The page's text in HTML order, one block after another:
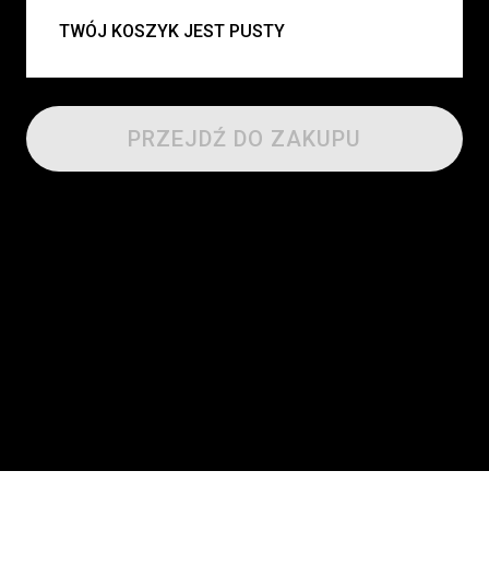
UWAGA:
TWÓJ KOSZYK JEST PUSTY
PRZEJDŹ DO ZAKUPU